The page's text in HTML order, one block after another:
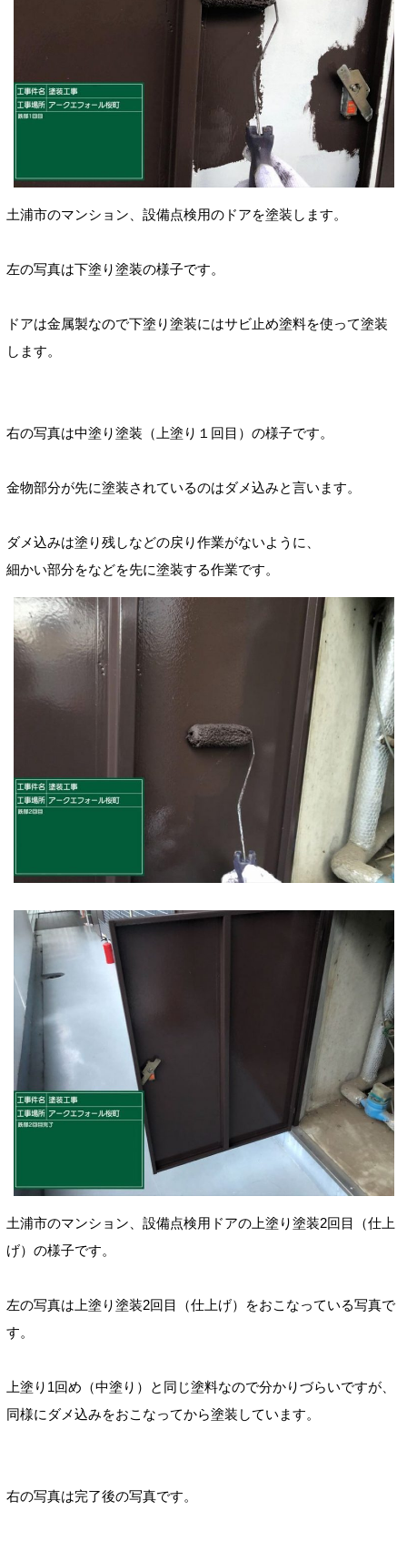
土浦市のマンション、設備点検用のドアを塗装します。
左の写真は下塗り塗装の様子です。
ドアは金属製なので下塗り塗装にはサビ止め塗料を使って塗装
します。
右の写真は中塗り塗装 （上塗り１回目） の様子です。
金物部分が先に塗装されているのはダメ込みと言います。
ダメ込みは塗り残しなどの戻り作業がないように、
細かい部分をなどを先に塗装する作業です。
土浦市のマンション、設備点検用ドアの上塗り塗装2回目（仕上
げ）の様子です。
左の写真は上塗り塗装2回目（仕上げ）をおこなっている写真で
す。
上塗り1回め（中塗り）と同じ塗料なので分かりづらいですが、
同様にダメ込みをおこなってから塗装しています。
右の写真は完了後の写真です。